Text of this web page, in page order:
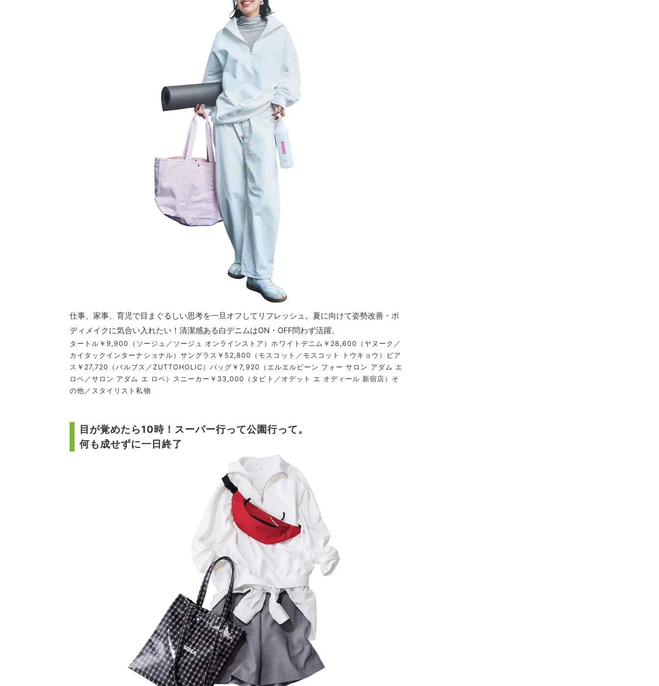
仕事、家事、育児で目まぐるしい思考を一旦オフしてリフレッシュ。夏に向けて姿勢改善・ボ
ディメイクに気合い入れたい！清潔感ある白デニムはON・OFF問わず活躍。
タートル￥9,900（ソージュ／ソージュ オンラインストア）ホワイトデニム￥28,600（ヤヌーク／
カイタックインターナショナル）サングラス￥52,800（モスコット／モスコット トウキョウ）ピア
ス￥27,720（バルブス／ZUTTOHOLIC）バッグ￥7,920（エルエルビーン フォー サロン アダム エ
ロペ／サロン アダム エ ロペ）スニーカー￥33,000（タビト／オデット エ オディール 新宿店）そ
の他／スタイリスト私物
目が覚めたら10時！スーパー行って公園行って。
何も成せずに一日終了